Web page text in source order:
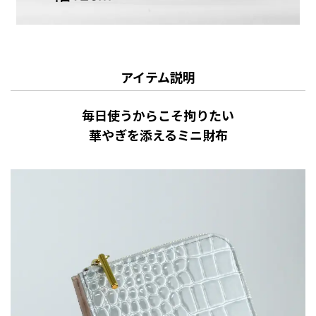
アイテム説明
毎日使うからこそ拘りたい
華やぎを添えるミニ財布